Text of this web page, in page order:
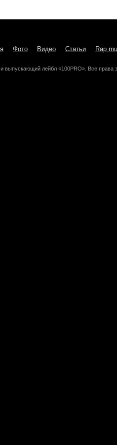
Фото Видео Статьи Rap
выпускающий лейбл «100PRO». Все